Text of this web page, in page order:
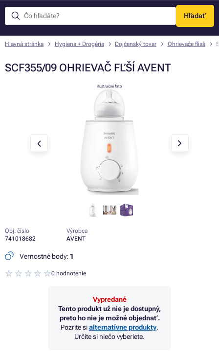
Hľadať
Menu
Hlavná stránka Hygiena + Drogéria Dojčenský tovar Ohrievače fliaš
SCF355/09 OHRIEVAČ FĽŠÍ AVENT
ilustračné foto
Obj. číslo
741018682
Výrobca
AVENT
Vernostné body: 1
0 hodnotenie
Vypredané
Tento produkt už nie je dostupný,
preto ho nie je možné objednať.
Pozrite sialternatívne produkty.
Určite si niečo vyberiete.